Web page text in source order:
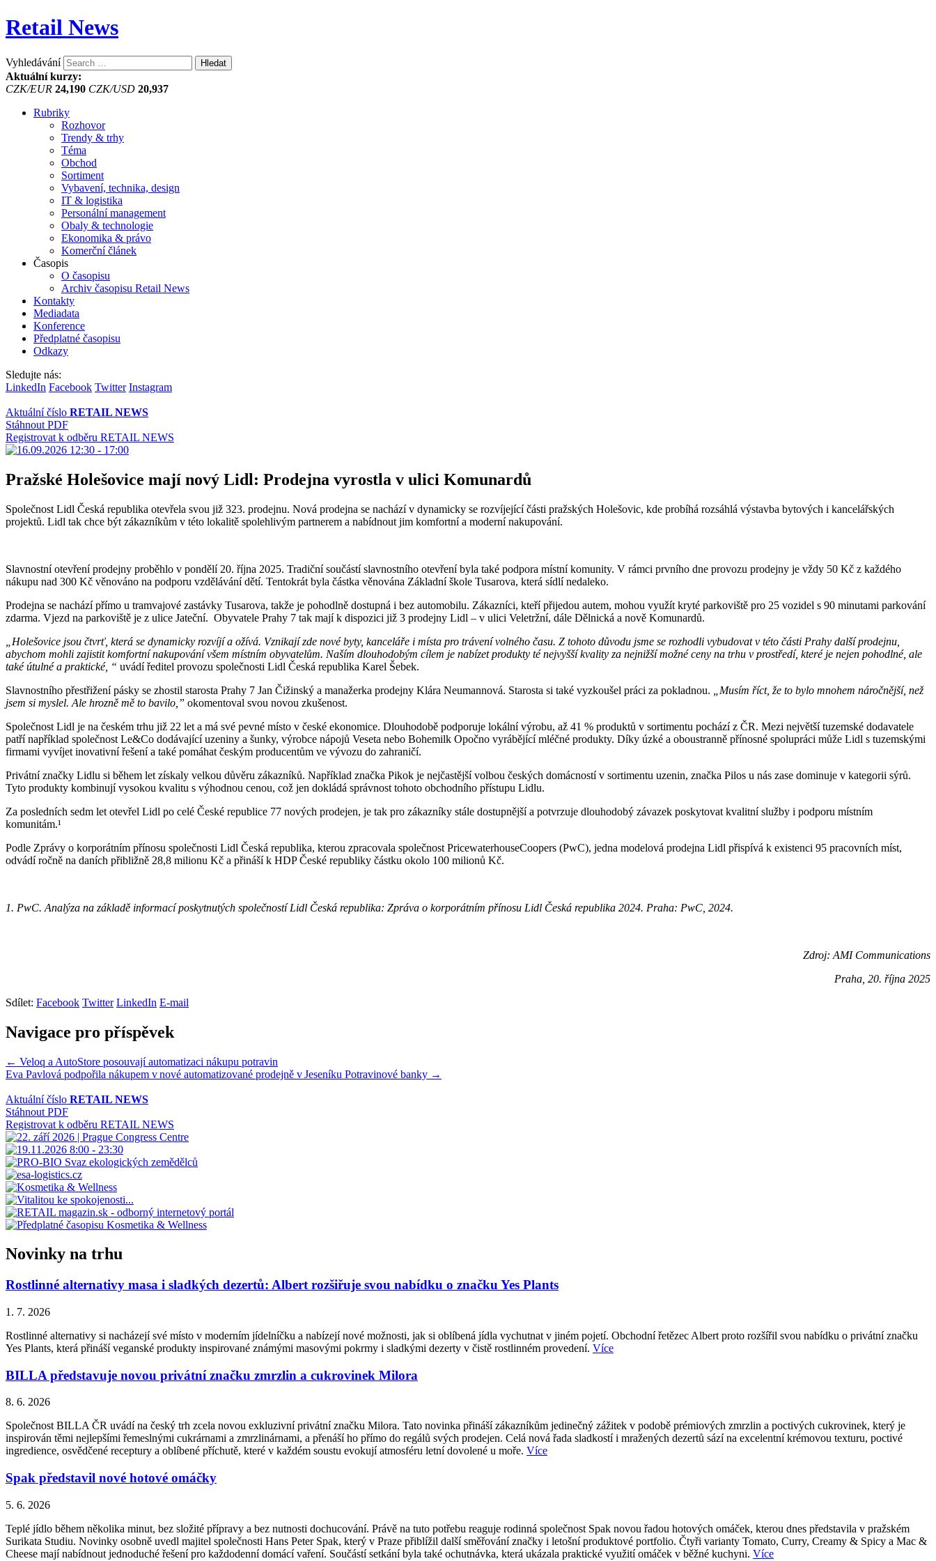
Retail News
Vyhledávání
Aktuální kurzy:
CZK/EUR 24,190 CZK/USD 20,937
Rubriky
Rozhovor
Trendy & trhy
Téma
Obchod
Sortiment
Vybavení, technika, design
IT & logistika
Personální management
Obaly & technologie
Ekonomika & právo
Komerční článek
Časopis
O časopisu
Archiv časopisu Retail News
Kontakty
Mediadata
Konference
Předplatné časopisu
Odkazy
Sledujte nás:
LinkedIn Facebook Twitter Instagram
Aktuální číslo RETAIL NEWS
Stáhnout PDF
Registrovat k odběru RETAIL NEWS
Pražské Holešovice mají nový Lidl: Prodejna vyrostla v ulici Komunardů
Společnost Lidl Česká republika otevřela svou již 323. prodejnu. Nová prodejna se nachází v dynamicky se rozvíjející části pražských Holešovic, kde probíhá rozsáhlá výstavba bytových i kancelářských
projektů. Lidl tak chce být zákazníkům v této lokalitě spolehlivým partnerem a nabídnout jim komfortní a moderní nakupování.
Slavnostní otevření prodejny proběhlo v pondělí 20. října 2025. Tradiční součástí slavnostního otevření byla také podpora místní komunity. V rámci prvního dne provozu prodejny je vždy 50 Kč z každého
nákupu nad 300 Kč věnováno na podporu vzdělávání dětí. Tentokrát byla částka věnována Základní škole Tusarova, která sídlí nedaleko.
Prodejna se nachází přímo u tramvajové zastávky Tusarova, takže je pohodlně dostupná i bez automobilu. Zákazníci, kteří přijedou autem, mohou využít kryté parkoviště pro 25 vozidel s 90 minutami parkování
zdarma. Vjezd na parkoviště je z ulice Jateční. Obyvatele Prahy 7 tak mají k dispozici již 3 prodejny Lidl – v ulici Veletržní, dále Dělnická a nově Komunardů.
Holešovice jsou čtvrť, která se dynamicky rozvíjí a ožívá. Vznikají zde nové byty, kanceláře i místa pro trávení volného času. Z tohoto důvodu jsme se rozhodli vybudovat v této části Prahy další prodejnu,
abychom mohli zajistit komfortní nakupování všem místním obyvatelům. Naším dlouhodobým cílem je nabízet produkty té nejvyšší kvality za nejnižší možné ceny na trhu v prostředí, které je nejen pohodlné, ale
také útulné a praktické, “ uvádí ředitel provozu společnosti Lidl Česká republika Karel Šebek.
Slavnostního přestřižení pásky se zhostil starosta Prahy 7 Jan Čižinský a manažerka prodejny Klára Neumannová. Starosta si také vyzkoušel práci za pokladnou.
„Musím říct, že to bylo mnohem náročnější, než
jsem si myslel. Ale hrozně mě to bavilo,” okomentoval svou novou zkušenost.
Společnost Lidl je na českém trhu již 22 let a má své pevné místo v české ekonomice. Dlouhodobě podporuje lokální výrobu, až 41 % produktů v sortimentu pochází z ČR. Mezi největší tuzemské dodavatele
patří například společnost Le&Co dodávající uzeniny a šunky, výrobce nápojů Veseta nebo Bohemilk Opočno vyrábějící mléčné produkty. Díky úzké a oboustranně přínosné spolupráci může Lidl s tuzemskými
firmami vyvíjet inovativní řešení a také pomáhat českým producentům ve vývozu do zahraničí.
Privátní značky Lidlu si během let získaly velkou důvěru zákazníků. Například značka Pikok je nejčastější volbou českých domácností v sortimentu uzenin, značka Pilos u nás zase dominuje v kategorii sýrů.
Tyto produkty kombinují vysokou kvalitu s výhodnou cenou, což jen dokládá správnost tohoto obchodního přístupu Lidlu.
Za posledních sedm let otevřel Lidl po celé České republice 77 nových prodejen, je tak pro zákazníky stále dostupnější a potvrzuje dlouhodobý závazek poskytovat kvalitní služby i podporu místním
komunitám.¹
Podle Zprávy o korporátním přínosu společnosti Lidl Česká republika, kterou zpracovala společnost PricewaterhouseCoopers (PwC), jedna modelová prodejna Lidl přispívá k existenci 95 pracovních míst,
odvádí ročně na daních přibližně 28,8 milionu Kč a přináší k HDP České republiky částku okolo 100 milionů Kč.
1. PwC. Analýza na základě informací poskytnutých společností Lidl Česká republika: Zpráva o korporátním přínosu Lidl Česká republika 2024. Praha: PwC, 2024.
Zdroj: AMI Communications
Praha, 20. října 2025
Sdílet: Facebook Twitter LinkedIn E-mail
Navigace pro příspěvek
← Veloq a AutoStore posouvají automatizaci nákupu potravin
Eva Pavlová podpořila nákupem v nové automatizované prodejně v Jeseníku Potravinové banky →
Aktuální číslo RETAIL NEWS
Stáhnout PDF
Registrovat k odběru RETAIL NEWS
Novinky na trhu
Rostlinné alternativy masa i sladkých dezertů: Albert rozšiřuje svou nabídku o značku Yes Plants
1. 7. 2026
Rostlinné alternativy si nacházejí své místo v moderním jídelníčku a nabízejí nové možnosti, jak si oblíbená jídla vychutnat v jiném pojetí. Obchodní řetězec Albert proto rozšířil svou nabídku o privátní značku
Yes Plants, která přináší veganské produkty inspirované známými masovými pokrmy i sladkými dezerty v čistě rostlinném provedení. Více
BILLA představuje novou privátní značku zmrzlin a cukrovinek Milora
8. 6. 2026
Společnost BILLA ČR uvádí na český trh zcela novou exkluzivní privátní značku Milora. Tato novinka přináší zákazníkům jedinečný zážitek v podobě prémiových zmrzlin a poctivých cukrovinek, který je
inspirován těmi nejlepšími řemeslnými cukrárnami a zmrzlinárnami, a přenáší ho přímo do regálů svých prodejen. Celá nová řada sladkostí i mražených dezertů sází na excelentní krémovou texturu, poctivé
ingredience, osvědčené receptury a oblíbené příchutě, které v každém soustu evokují atmosféru letní dovolené u moře. Více
Spak představil nové hotové omáčky
5. 6. 2026
Teplé jídlo během několika minut, bez složité přípravy a bez nutnosti dochucování. Právě na tuto potřebu reaguje rodinná společnost Spak novou řadou hotových omáček, kterou dnes představila v pražském
Surikata Studiu. Novinky osobně uvedl majitel společnosti Hans Peter Spak, který v Praze přiblížil další směřování značky i letošní produktové portfolio. Čtyři varianty Tomato, Curry, Creamy & Spicy a Mac &
Cheese mají nabídnout jednoduché řešení pro každodenní domácí vaření. Součástí setkání byla také ochutnávka, která ukázala praktické využití omáček v běžné kuchyni. Více